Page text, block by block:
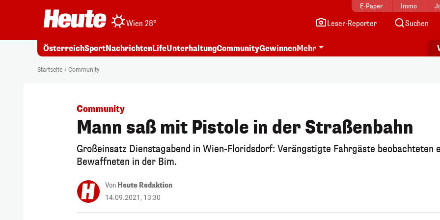
E-Paper Immo
Wien 28° Leser-Reporter Suchen
ÖsterreichSportNachrichtenLifeUnterhaltungCommunityGewinnenMehr
Startseite Community
Community
Mann saß mit Pistole in der Straßenbahn
Großeinsatz Dienstagabend in Wien-Floridsdorf: Verängstigte Fahrgäste beobachteten
Bewaffneten in der Bim.
Von Heute Redaktion
14.09.2021, 13:30